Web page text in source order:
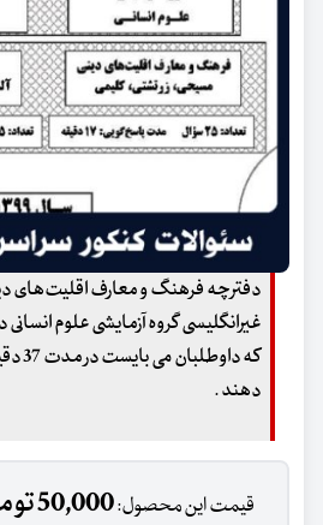
دفترچه فرهنگ و معارف اقلیت‌های
غیرانگلیسی گروه آزمایشی علوم انسانی
که
دهند .
قیمت این محصول:50,000 تومان